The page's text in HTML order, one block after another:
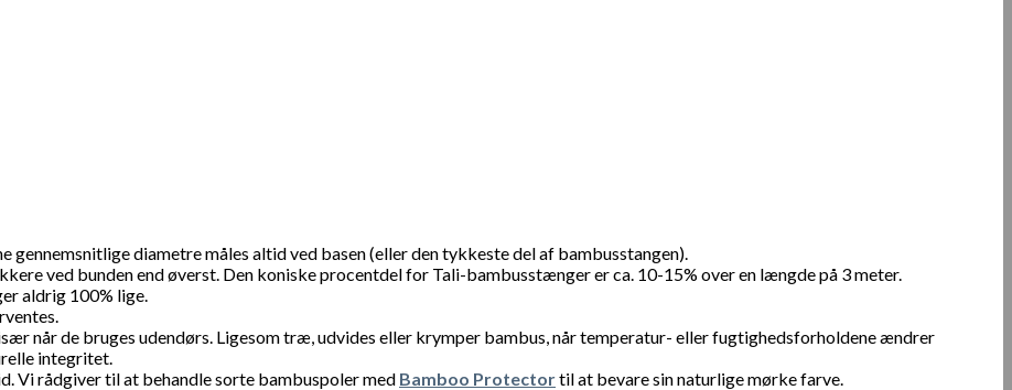
gennemsnitlige diametre måles altid ved basen (eller den tykkeste del af bambusstangen).
ved bunden end øverst. Den koniske procentdel for Tali-bambusstænger er ca. 10-15% over en længde på 3 meter.
aldrig 100% lige.
når de bruges udendørs. Ligesom træ, udvides eller krymper bambus, når temperatur- eller fugtighedsforholdene ændrer
integritet.
Vi rådgiver til at behandle sorte bambuspoler med Bamboo Protectortil at bevare sin naturlige mørke farve.